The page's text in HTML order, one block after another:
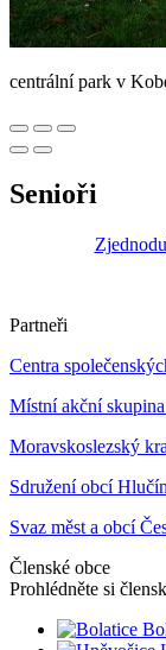
centrální park v
Senioři
Partneři
Centra
Místní akční
Moravskoslezský
Sdružení obcí
Svaz měst a obcí
Členské obce
Prohlédněte si